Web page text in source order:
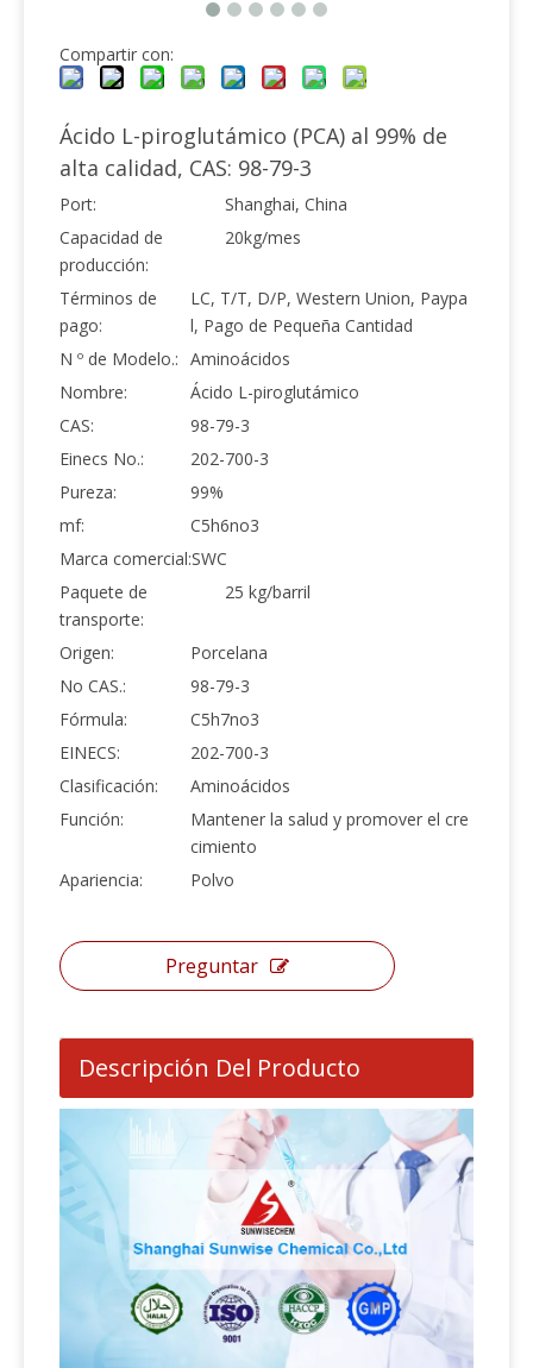
Compartir con:
Ácido L-piroglutámico (PCA) al 99% de
alta calidad, CAS: 98-79-3
Port:
Shanghai, China
Capacidad de
producción:
20kg/mes
Términos de
pago:
LC, T/T, D/P, Western Union, Paypa
l, Pago de Pequeña Cantidad
N º de Modelo.: Aminoácidos
Nombre:
Ácido L-piroglutámico
CAS:
98-79-3
Einecs No.:
202-700-3
Pureza:
99%
mf:
C5h6no3
Marca comercial:SWC
Paquete de
transporte:
25 kg/barril
Origen:
Porcelana
No CAS.:
98-79-3
Fórmula:
C5h7no3
EINECS:
202-700-3
Clasificación:
Aminoácidos
Función:
Mantener la salud y promover el cre
cimiento
Apariencia:
Polvo
Preguntar
Descripción Del Producto